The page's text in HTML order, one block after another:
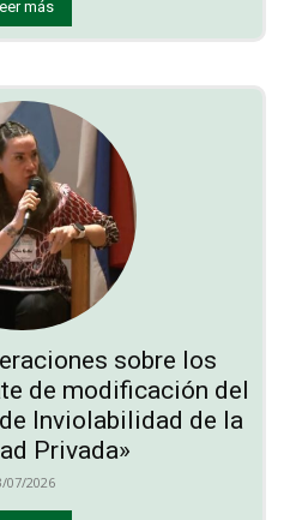
más
sobre los
de modificación del
Inviolabilidad de la
Privada»
07/2026